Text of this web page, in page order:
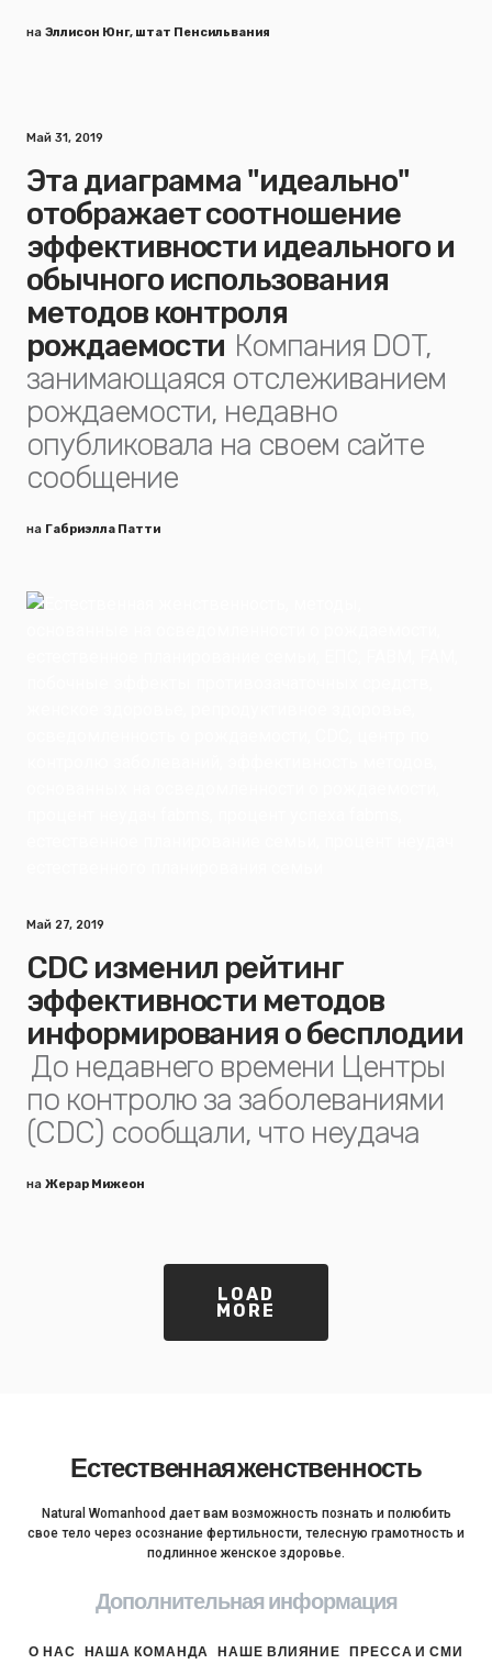
на Эллисон Юнг, штат Пенсильвания
Май 31, 2019
Эта диаграмма "идеально"
отображает соотношение
эффективности идеального и
обычного использования
методов контроля
рождаемости Компания DOT,
занимающаяся отслеживанием
рождаемости, недавно
опубликовала на своем сайте
сообщение
на Габриэлла Патти
Май 27, 2019
CDC изменил рейтинг
эффективности методов
информирования о бесплодии
До недавнего времени Центры
по контролю за заболеваниями
(CDC) сообщали, что неудача
на Жерар Мижеон
LOAD
MORE
Естественная женственность
Natural Womanhood дает вам возможность познать и полюбить
свое тело через осознание фертильности, телесную грамотность и
подлинное женское здоровье.
Дополнительная информация
О НАС НАША КОМАНДА НАШЕ ВЛИЯНИЕ ПРЕССА И СМИ